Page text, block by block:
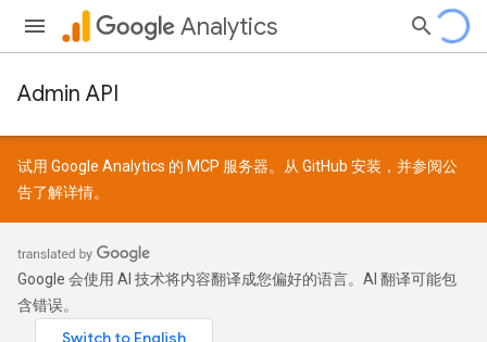
Analytics
Admin API
试用 Google Analytics 的 MCP 服务器。从 GitHub 安装，并参阅公
告了解详情。
Google 会使用 AI 技术将内容翻译成您偏好的语言。AI 翻译可能包
含错误。